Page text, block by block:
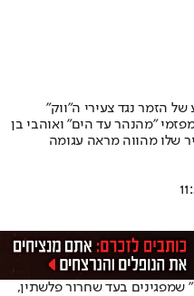
הזמר נגד צעירי ה"ווק"
"מהנהר עד הים" ואוהבי בן
שלו מהווה מראה עגומה
שמפגינים בעד שחרור פלשתין,